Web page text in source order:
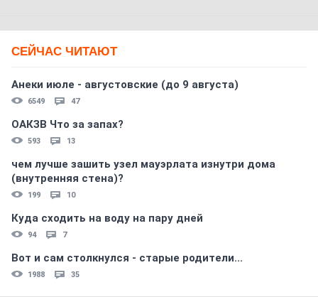
СЕЙЧАС ЧИТАЮТ
Анеки июле - августовские (до 9 августа)
6549 47
ОАКЗВ Что за запах?
593 13
чем лучше зашить узел мауэрлата изнутри дома
(внутренняя стена)?
199 10
Куда сходить на воду на пару дней
94 7
Вот и сам столкнулся - старые родители...
1988 35